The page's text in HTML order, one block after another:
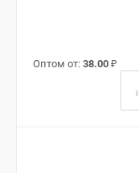
Оптом от: 38.00 ₽